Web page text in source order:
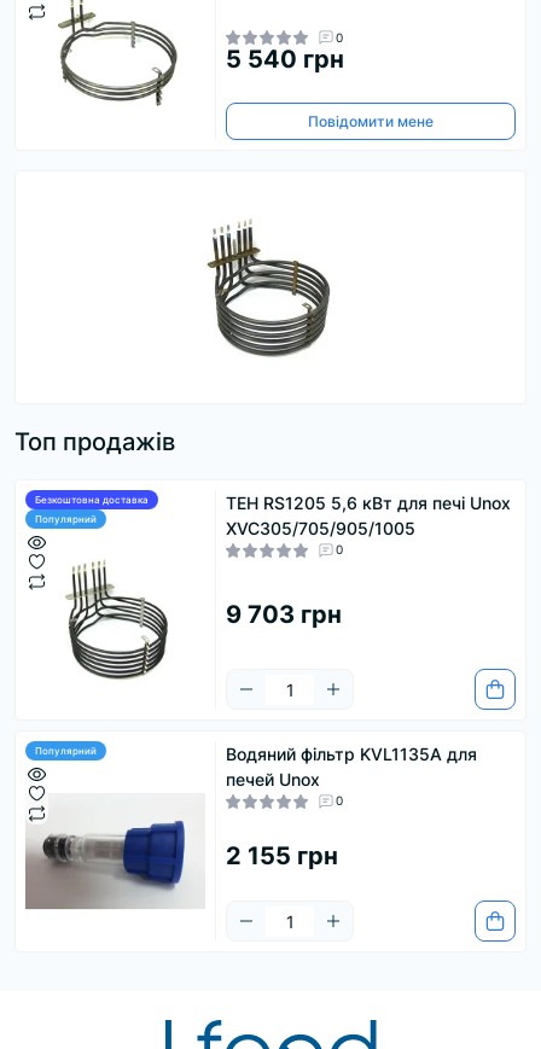
0
5 540 грн
Повідомити мене
Топ продажів
Безкоштовна доставка
Популярний
ТЕН RS1205 5,6 кВт для печі Unox
XVC305/705/905/1005
0
9 703 грн
Популярний
Водяний фільтр KVL1135A для
печей Unox
0
2 155 грн